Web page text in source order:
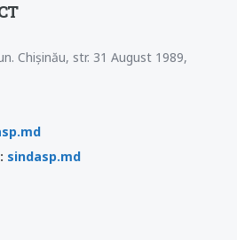
Chișinău, str. 31 August 1989,
sindasp.md